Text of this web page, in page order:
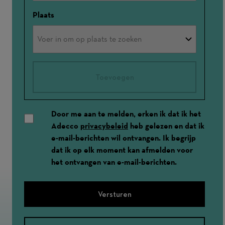
Plaats
Door me aan te melden, erken ik dat ik het
Adecco privacybeleid heb gelezen en dat ik
e-mail-berichten wil ontvangen. Ik begrijp
dat ik op elk moment kan afmelden voor
het ontvangen van e-mail-berichten.
Versturen